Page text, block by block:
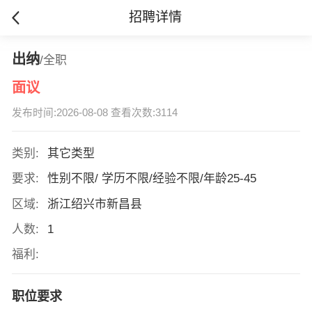
招聘详情
出纳/全职
面议
发布时间:2026-08-08 查看次数:3114
类别:
其它类型
要求:
性别不限/ 学历不限/经验不限/年龄25-45
区域:
浙江绍兴市新昌县
人数:
1
福利:
职位要求